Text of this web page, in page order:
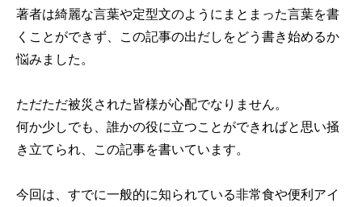
著者は綺麗な言葉や定型文のようにまとまった言葉を書
くことができず、この記事の出だしをどう書き始めるか
悩みました。
ただただ被災された皆様が心配でなりません。
何か少しでも、誰かの役に立つことができればと思い掻
き立てられ、この記事を書いています。
今回は、すでに一般的に知られている非常食や便利アイ